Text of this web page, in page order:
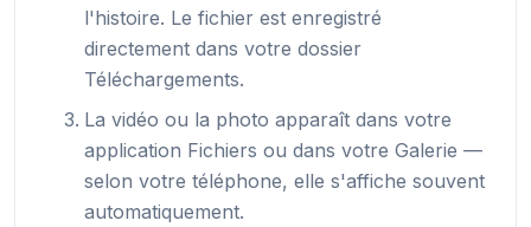
l'histoire. Le fichier est enregistré
directement dans votre dossier
Téléchargements.
La vidéo ou la photo apparaît dans votre
application Fichiers ou dans votre Galerie —
selon votre téléphone, elle s'affiche souvent
automatiquement.